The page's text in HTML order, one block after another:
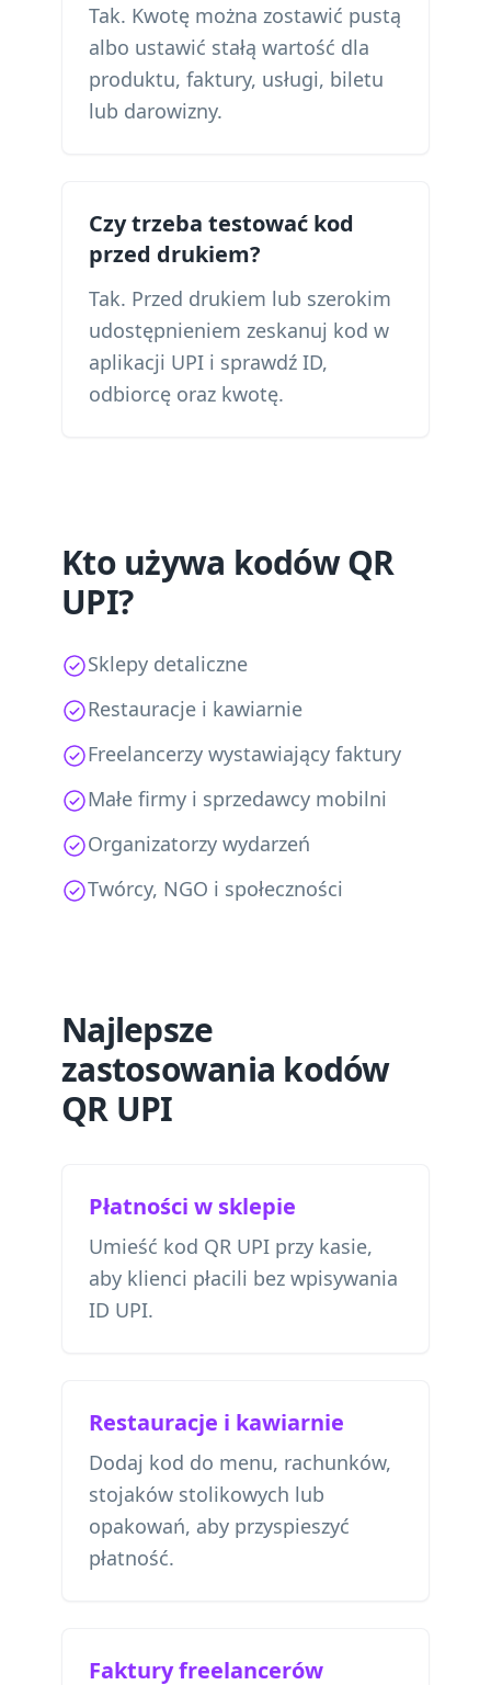
Tak. Kwotę można zostawić pustą
albo ustawić stałą wartość dla
produktu, faktury, usługi, biletu
lub darowizny.
Czy trzeba testować kod
przed drukiem?
Tak. Przed drukiem lub szerokim
udostępnieniem zeskanuj kod w
aplikacji UPI i sprawdź ID,
odbiorcę oraz kwotę.
Kto używa kodów QR
UPI?
Sklepy detaliczne
Restauracje i kawiarnie
Freelancerzy wystawiający faktury
Małe firmy i sprzedawcy mobilni
Organizatorzy wydarzeń
Twórcy, NGO i społeczności
Najlepsze
zastosowania kodów
QR UPI
Płatności w sklepie
Umieść kod QR UPI przy kasie,
aby klienci płacili bez wpisywania
ID UPI.
Restauracje i kawiarnie
Dodaj kod do menu, rachunków,
stojaków stolikowych lub
opakowań, aby przyspieszyć
płatność.
Faktury freelancerów